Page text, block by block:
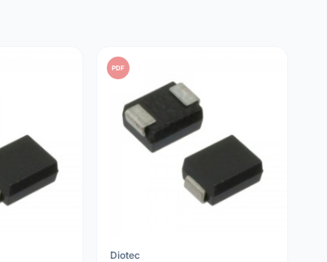
PDF
Diotec